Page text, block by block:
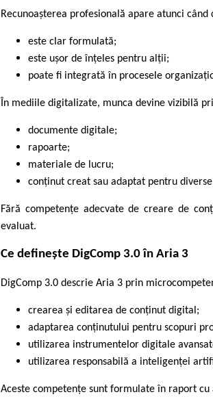
Recunoașterea profesională apare atunci
este clar formulată;
este ușor de înțeles pentru alții;
poate fi integrată în procesele
În mediile digitalizate, munca devine vizibilă
documente digitale;
rapoarte;
materiale de lucru;
conținut creat sau adaptat pentru
Fără competențe adecvate de creare de
evaluat.
Ce definește DigComp 3.0 în Aria 3
DigComp 3.0 descrie Aria 3 prin
crearea și editarea de conținut digital;
adaptarea conținutului pentru scopuri
utilizarea instrumentelor digitale
utilizarea responsabilă a inteligenței
Aceste competențe sunt formulate în raport cu